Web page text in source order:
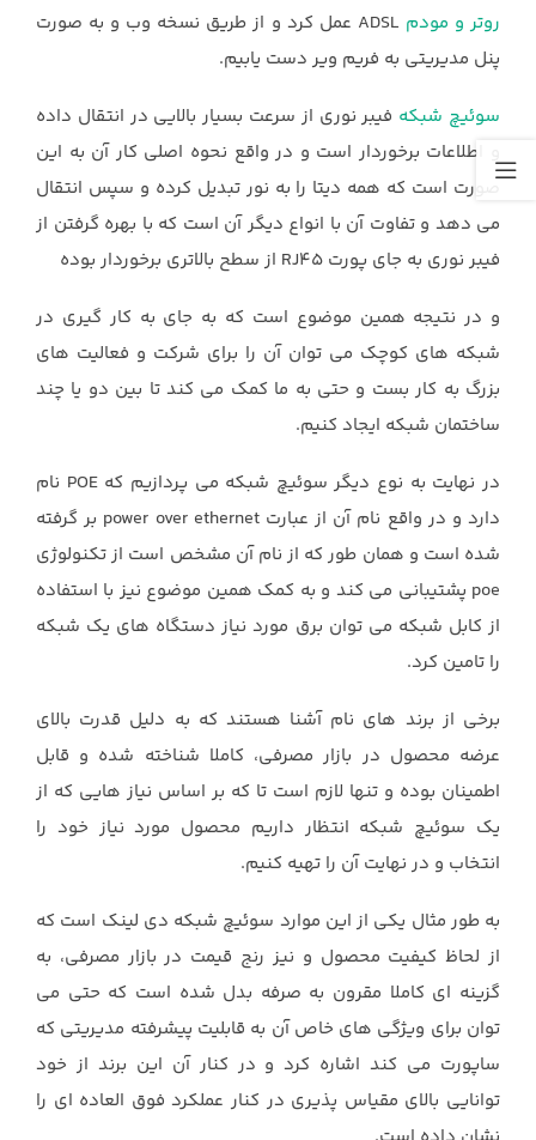
روتر و مودم
ADSL عمل کرد و از طریق نسخه وب و به صورت
پنل مدیریتی به فریم ویر دست یابیم.
سوئیچ شبکه فیبر نوری از سرعت بسیار بالایی در انتقال داده
و اطلاعات برخوردار است و در واقع نحوه اصلی کار آن به این
صورت است که همه دیتا را به نور تبدیل کرده و سپس انتقال
می دهد و تفاوت آن با انواع دیگر آن است که با بهره گرفتن از
فیبر نوری به جای پورت RJ45 از سطح بالاتری برخوردار بوده
و در نتیجه همین موضوع است که به جای به کار گیری در
شبکه های کوچک می توان آن را برای شرکت و فعالیت های
بزرگ به کار بست و حتی به ما کمک می کند تا بین دو یا چند
ساختمان شبکه ایجاد کنیم.
در نهایت به نوع دیگر سوئیچ شبکه می پردازیم که POE نام
دارد و در واقع نام آن از عبارت power over ethernet بر گرفته
شده است و همان طور که از نام آن مشخص است از تکنولوژی
poe پشتیبانی می کند و به کمک همین موضوع نیز با استفاده
از کابل شبکه می توان برق مورد نیاز دستگاه های یک شبکه
را تامین کرد.
برخی از برند های نام آشنا هستند که به دلیل قدرت بالای
عرضه محصول در بازار مصرفی، کاملا شناخته شده و قابل
اطمینان بوده و تنها لازم است تا که بر اساس نیاز هایی که از
یک سوئیچ شبکه انتظار داریم محصول مورد نیاز خود را
انتخاب و در نهایت آن را تهیه کنیم.
به طور مثال یکی از این موارد سوئیچ شبکه دی لینک است که
از لحاظ کیفیت محصول و نیز رنج قیمت در بازار مصرفی، به
گزینه ای کاملا مقرون به صرفه بدل شده است که حتی می
توان برای ویژگی های خاص آن به قابلیت پیشرفته مدیریتی که
ساپورت می کند اشاره کرد و در کنار آن این برند از خود
توانایی بالای مقیاس پذیری در کنار عملکرد فوق العاده ای را